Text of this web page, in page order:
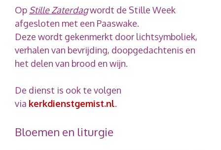
Op Stille Zaterdagwordt de Stille Week
afgesloten met een Paaswake.
Deze wordt gekenmerkt door lichtsymboliek,
verhalen van bevrijding, doopgedachtenis en
het delen van brood en wijn.
De dienst is ook te volgen
via kerkdienstgemist.nl.
Bloemen en liturgie